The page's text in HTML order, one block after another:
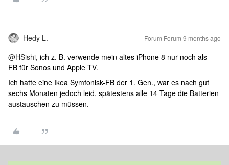
Hedy L. Forum|Forum|9 months ago
@HSishi, ich z. B. verwende mein altes iPhone 8 nur noch als
FB für Sonos und Apple TV.
Ich hatte eine Ikea Symfonisk-FB der 1. Gen., war es nach gut
sechs Monaten jedoch leid, spätestens alle 14 Tage die Batterien
austauschen zu müssen.